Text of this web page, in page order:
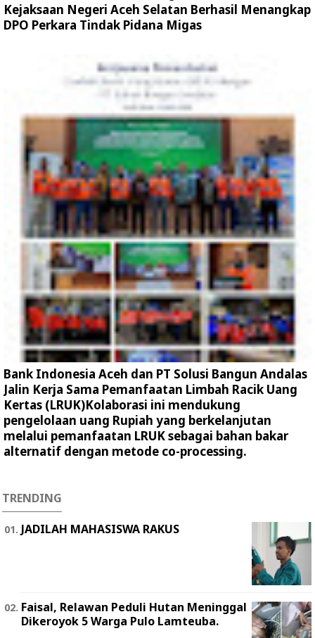
Kejaksaan Negeri Aceh Selatan Berhasil Menangkap
DPO Perkara Tindak Pidana Migas
Bank Indonesia Aceh dan PT Solusi Bangun Andalas
Jalin Kerja Sama Pemanfaatan Limbah Racik Uang
Kertas (LRUK)Kolaborasi ini mendukung
pengelolaan uang Rupiah yang berkelanjutan
melalui pemanfaatan LRUK sebagai bahan bakar
alternatif dengan metode co-processing.
TRENDING
JADILAH MAHASISWA RAKUS
Faisal, Relawan Peduli Hutan Meninggal
Dikeroyok 5 Warga Pulo Lamteuba.